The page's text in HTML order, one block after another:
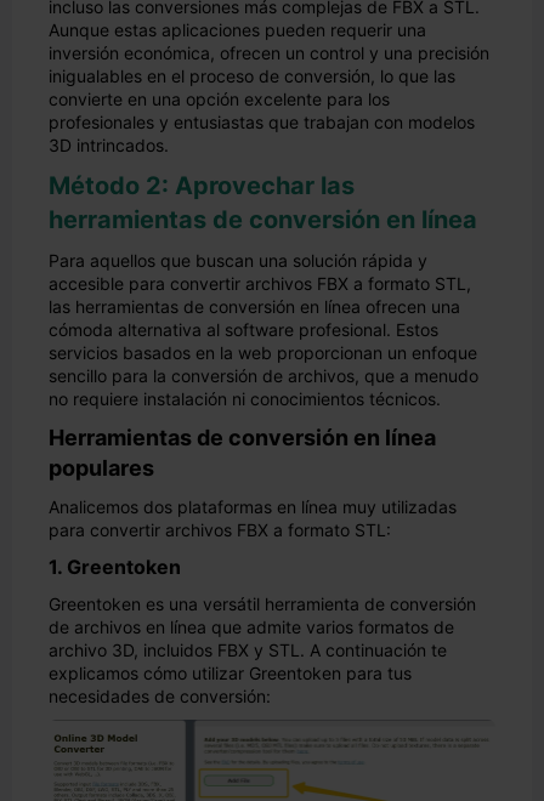
incluso las conversiones más complejas de FBX a STL.
Aunque estas aplicaciones pueden requerir una
inversión económica, ofrecen un control y una precisión
inigualables en el proceso de conversión, lo que las
convierte en una opción excelente para los
profesionales y entusiastas que trabajan con modelos
3D intrincados.
Método 2: Aprovechar las
herramientas de conversión en línea
Para aquellos que buscan una solución rápida y
accesible para convertir archivos FBX a formato STL,
las herramientas de conversión en línea ofrecen una
cómoda alternativa al software profesional. Estos
servicios basados en la web proporcionan un enfoque
sencillo para la conversión de archivos, que a menudo
no requiere instalación ni conocimientos técnicos.
Herramientas de conversión en línea
populares
Analicemos dos plataformas en línea muy utilizadas
para convertir archivos FBX a formato STL:
1. Greentoken
Greentoken es una versátil herramienta de conversión
de archivos en línea que admite varios formatos de
archivo 3D, incluidos FBX y STL. A continuación te
explicamos cómo utilizar Greentoken para tus
necesidades de conversión: